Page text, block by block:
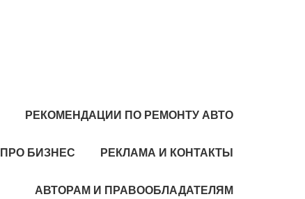
РЕКОМЕНДАЦИИ ПО РЕМОНТУ АВТО
ПРО БИЗНЕС РЕКЛАМА И КОНТАКТЫ
АВТОРАМ И ПРАВООБЛАДАТЕЛЯМ